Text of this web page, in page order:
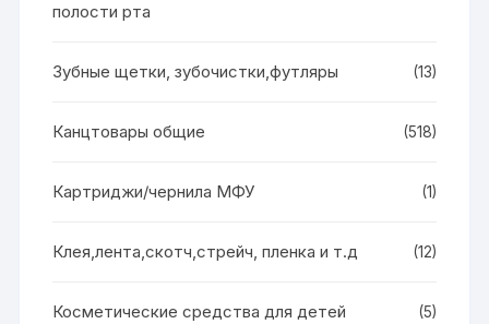
полости рта
Зубные щетки, зубочистки,футляры (13)
Канцтовары общие (518)
Картриджи/чернила МФУ (1)
Клея,лента,скотч,стрейч, пленка и т.д (12)
Косметические средства для детей (5)